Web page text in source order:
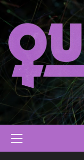
Saltar
al
contenido
primario